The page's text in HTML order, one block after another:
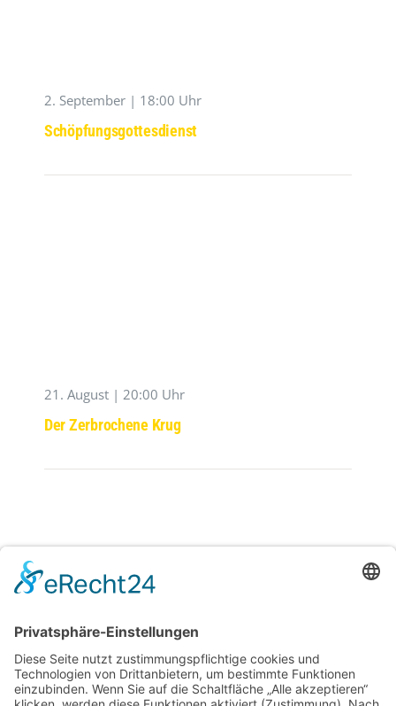
2. September | 18:00 Uhr
Schöpfungsgottesdienst
21. August | 20:00 Uhr
Der Zerbrochene Krug
29. August | 20:00 Uhr